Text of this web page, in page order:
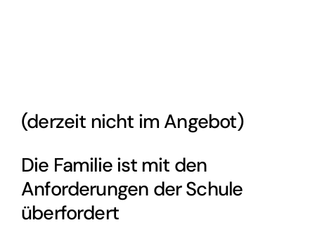
(derzeit nicht im Angebot)
Die Familie ist mit den
Anforderungen der Schule
überfordert